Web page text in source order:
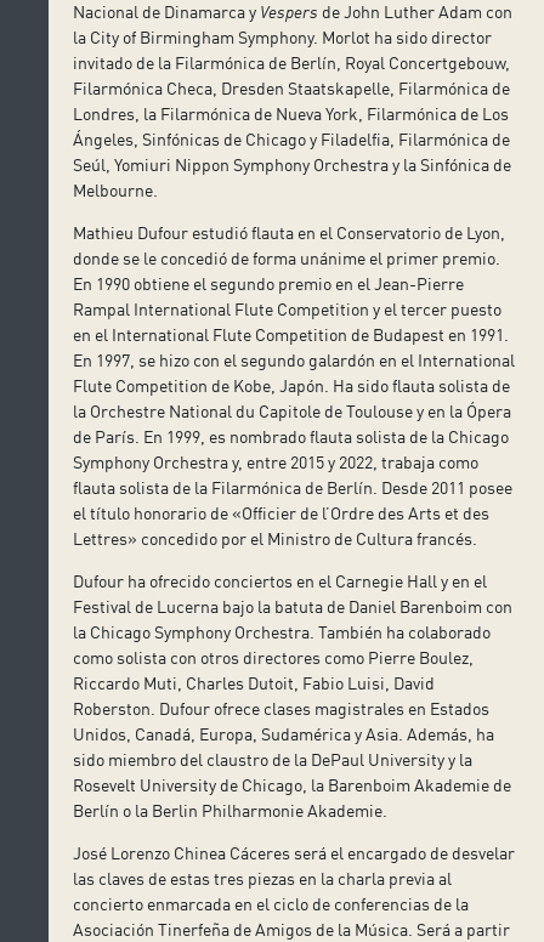
Nacional de Dinamarca y Vespers de John Luther Adam con
la City of Birmingham Symphony. Morlot ha sido director
invitado de la Filarmónica de Berlín, Royal Concertgebouw,
Filarmónica Checa, Dresden Staatskapelle, Filarmónica de
Londres, la Filarmónica de Nueva York, Filarmónica de Los
Ángeles, Sinfónicas de Chicago y Filadelfia, Filarmónica de
Seúl, Yomiuri Nippon Symphony Orchestra y la Sinfónica de
Melbourne.
Mathieu Dufour estudió flauta en el Conservatorio de Lyon,
donde se le concedió de forma unánime el primer premio.
En 1990 obtiene el segundo premio en el Jean-Pierre
Rampal International Flute Competition y el tercer puesto
en el International Flute Competition de Budapest en 1991.
En 1997, se hizo con el segundo galardón en el International
Flute Competition de Kobe, Japón. Ha sido flauta solista de
la Orchestre National du Capitole de Toulouse y en la Ópera
de París. En 1999, es nombrado flauta solista de la Chicago
Symphony Orchestra y, entre 2015 y 2022, trabaja como
flauta solista de la Filarmónica de Berlín. Desde 2011 posee
el título honorario de «Officier de l’Ordre des Arts et des
Lettres» concedido por el Ministro de Cultura francés.
Dufour ha ofrecido conciertos en el Carnegie Hall y en el
Festival de Lucerna bajo la batuta de Daniel Barenboim con
la Chicago Symphony Orchestra. También ha colaborado
como solista con otros directores como Pierre Boulez,
Riccardo Muti, Charles Dutoit, Fabio Luisi, David
Roberston. Dufour ofrece clases magistrales en Estados
Unidos, Canadá, Europa, Sudamérica y Asia. Además, ha
sido miembro del claustro de la DePaul University y la
Rosevelt University de Chicago, la Barenboim Akademie de
Berlín o la Berlin Philharmonie Akademie.
José Lorenzo Chinea Cáceres será el encargado de desvelar
las claves de estas tres piezas en la charla previa al
concierto enmarcada en el ciclo de conferencias de la
Asociación Tinerfeña de Amigos de la Música. Será a partir